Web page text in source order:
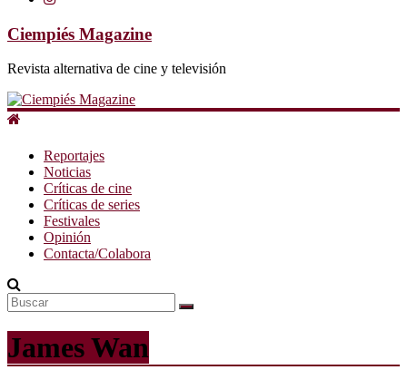
Ciempiés Magazine
Revista alternativa de cine y televisión
Reportajes
Noticias
Críticas de cine
Críticas de series
Festivales
Opinión
Contacta/Colabora
James Wan